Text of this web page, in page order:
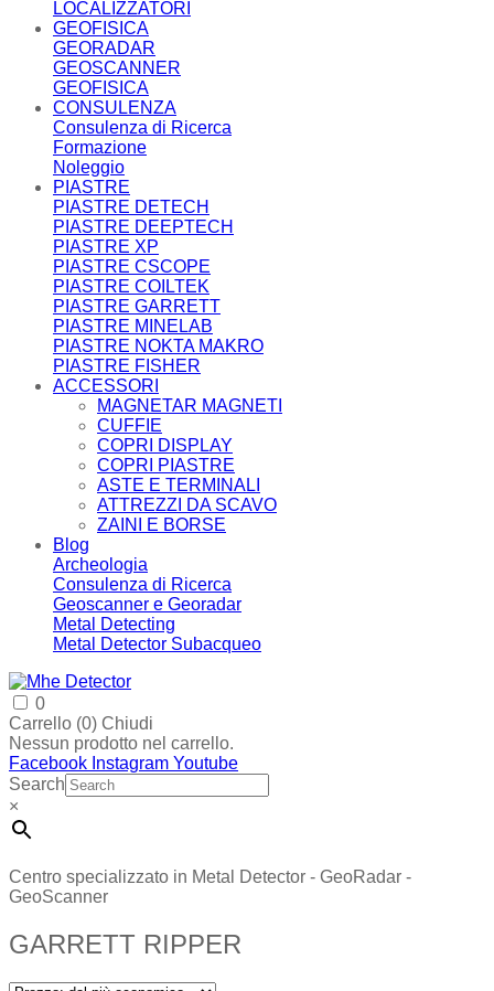
LOCALIZZATORI
GEOFISICA
GEORADAR
GEOSCANNER
GEOFISICA
CONSULENZA
Consulenza di Ricerca
Formazione
Noleggio
PIASTRE
PIASTRE DETECH
PIASTRE DEEPTECH
PIASTRE XP
PIASTRE CSCOPE
PIASTRE COILTEK
PIASTRE GARRETT
PIASTRE MINELAB
PIASTRE NOKTA MAKRO
PIASTRE FISHER
ACCESSORI
MAGNETAR MAGNETI
CUFFIE
COPRI DISPLAY
COPRI PIASTRE
ASTE E TERMINALI
ATTREZZI DA SCAVO
ZAINI E BORSE
Blog
Archeologia
Consulenza di Ricerca
Geoscanner e Georadar
Metal Detecting
Metal Detector Subacqueo
0
Carrello (0) Chiudi
Nessun prodotto nel carrello.
Facebook Instagram Youtube
Search
×
Centro specializzato in Metal Detector - GeoRadar -
GeoScanner
GARRETT RIPPER